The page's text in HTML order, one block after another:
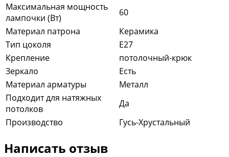
Максимальная мощность
лампочки (Вт)
60
Материал патрона
Керамика
Тип цоколя
E27
Крепление
потолочный-крюк
Зеркало
Есть
Материал арматуры
Металл
Подходит для натяжных
потолков
Да
Производство
Гусь-Хрустальный
Написать отзыв